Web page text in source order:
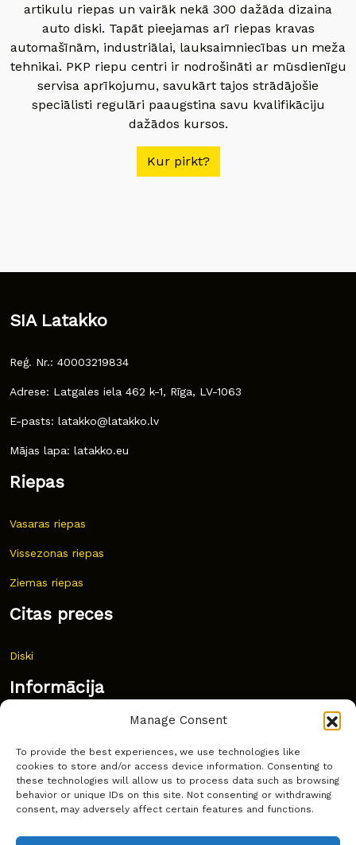
Manage Consent
To provide the best experiences, we use technologies like
cookies to store and/or access device information. Consenting to
these technologies will allow us to process data such as browsing
behavior or unique IDs on this site. Not consenting or withdrawing
consent, may adversely affect certain features and functions.
artikulu riepas un vairāk nekā 300 dažāda dizaina
auto diski. Tapāt pieejamas arī riepas kravas
automašīnām, industriālai, lauksaimniecības un meža
tehnikai. PKP riepu centri ir nodrošināti ar mūsdienīgu
servisa aprīkojumu, savukārt tajos strādājošie
speciālisti regulāri paaugstina savu kvalifikāciju
dažādos kursos.
Kur pirkt?
SIA Latakko
Reģ. Nr.: 40003219834
Adrese: Latgales iela 462 k-1, Rīga, LV-1063
E-pasts: latakko@latakko.lv
Mājas lapa: latakko.eu
Riepas
Vasaras riepas
Vissezonas riepas
Ziemas riepas
Citas preces
Diski
Informācija
Bieži uzdoti jautājumi
Kur pirkt?
Sīkdatņu politika